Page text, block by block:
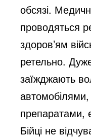
обсязі.
проводяться
здоров’ям
ретельно.
заїжджають
препаратами,
Бійці не